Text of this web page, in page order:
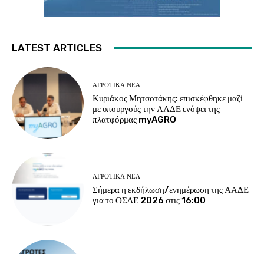
LATEST ARTICLES
ΑΓΡΟΤΙΚΆ ΝΈΑ
Κυριάκος Μητσοτάκης: επισκέφθηκε μαζί
με υπουργούς την ΑΑΔΕ ενόψει της
πλατφόρμας myAGRO
ΑΓΡΟΤΙΚΆ ΝΈΑ
Σήμερα η εκδήλωση/ενημέρωση της ΑΑΔΕ
για το ΟΣΔΕ 2026 στις 16:00